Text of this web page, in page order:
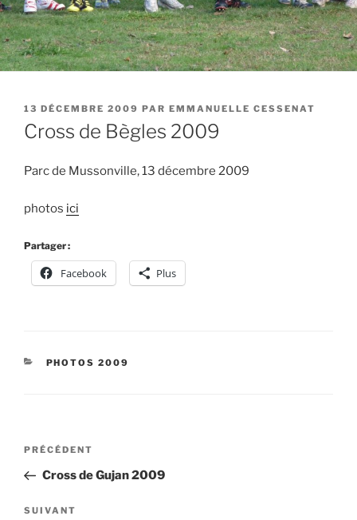
PUBLIÉ
LE
13 DÉCEMBRE 2009 PAR EMMANUELLE CESSENAT
Cross de Bègles 2009
Parc de Mussonville, 13 décembre 2009
photos ici
Partager :
Facebook Plus
CATÉGORIES
PHOTOS 2009
Navigation
l’article
Article
précédent
PRÉCÉDENT
Cross de Gujan 2009
Article
SUIVANT